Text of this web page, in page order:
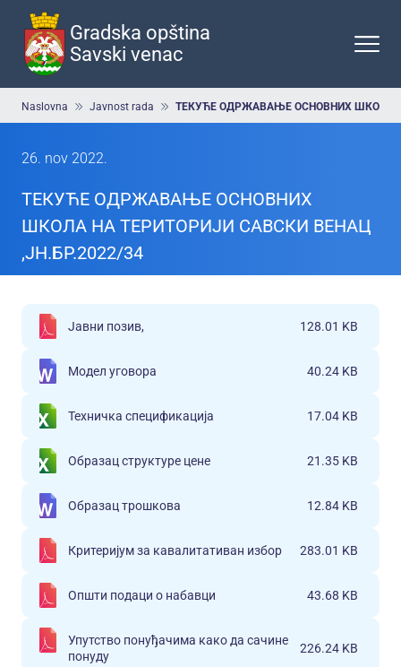
Preskoči
glavni
sadržaja
Gradska opština
Savski venac
Breadcrumb
Naslovna Javnost rada ТЕКУЋЕ ОДРЖАВАЊЕ ОСНОВНИХ ШКОЛА
26. nov 2022.
ТЕКУЋЕ ОДРЖАВАЊЕ ОСНОВНИХ
ШКОЛА НА ТЕРИТОРИЈИ САВСКИ ВЕНАЦ
,ЈН.БР.2022/34
Јавни позив, 128.01 KB
Модел уговора 40.24 KB
Техничка спецификација 17.04 KB
Образац структуре цене 21.35 KB
Образац трошкова 12.84 KB
Критеријум за кавалитативан избор 283.01 KB
Општи подаци о набавци 43.68 KB
Упутство понуђачима како да сачине
понуду
226.24 KB